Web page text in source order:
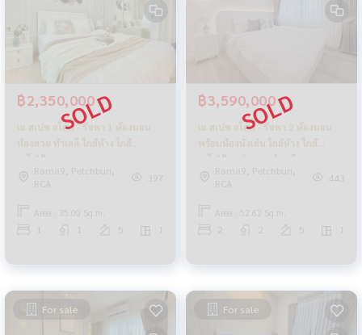
฿2,350,000
เอ สเปซ อโศก - รัชดา 1 ห้องนอน
ห้องสวย ทำเลดี ใกล้ห้าง ใกล้
รถไฟฟ้า
Rama9, Petchburi,
RCA
397
Area : 35.00 Sq.m.
5
฿3,590,000
เอ สเปซ อโศก - รัชดา 2 ห้องนอน
พร้อมห้องนั่งเล่น ใกล้ห้าง ใกล้
รถไฟฟ้า แต่งสวย ทำเลดี
Rama9, Petchburi,
RCA
443
Area : 52.62 Sq.m.
5
For sale For sale